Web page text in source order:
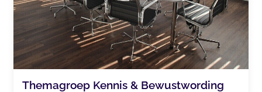
Themagroep Kennis & Bewustwording